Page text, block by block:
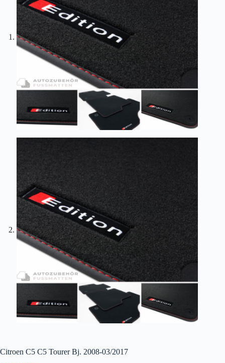
Citroen C5 C5 Tourer Bj. 2008-03/2017